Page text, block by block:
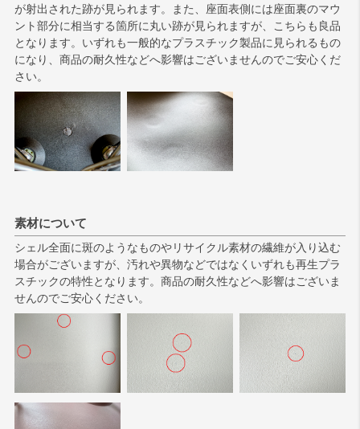
が射出された跡が見られます。また、座面表側には座面裏のマウ
ント部分に相当する箇所に丸い跡が見られますが、こちらも良品
となります。いずれも一般的なプラスチック製品に見られるもの
になり、商品の耐久性などへ影響はございませんのでご安心くだ
さい。
素材について
シェル全面に斑のようなものやリサイクル素材の繊維が入り込む
場合がございますが、汚れや異物などではなくいずれも再生プラ
スチックの特性となります。商品の耐久性などへ影響はございま
せんのでご安心ください。